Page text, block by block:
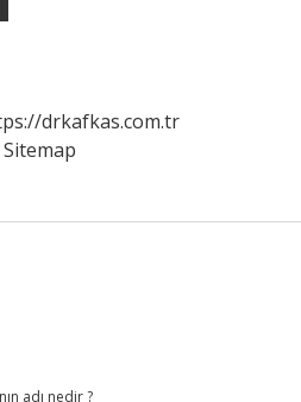
drkafkas.com.tr
Sitemap
adı nedir ?